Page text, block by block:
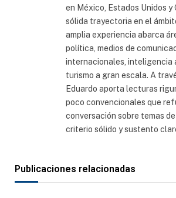
en México, Estados Unidos y
sólida trayectoria en el
amplia experiencia abarca
política, medios de
internacionales, inteligencia
turismo a gran escala. A
Eduardo aporta lecturas
poco convencionales que
conversación sobre temas
criterio sólido y sustento
Publicaciones relacionadas